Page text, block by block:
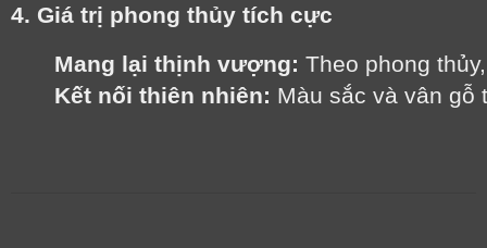
4. Giá trị phong thủy tích cực
Mang lại thịnh vượng: Theo phong
Kết nối thiên nhiên: Màu sắc và vân